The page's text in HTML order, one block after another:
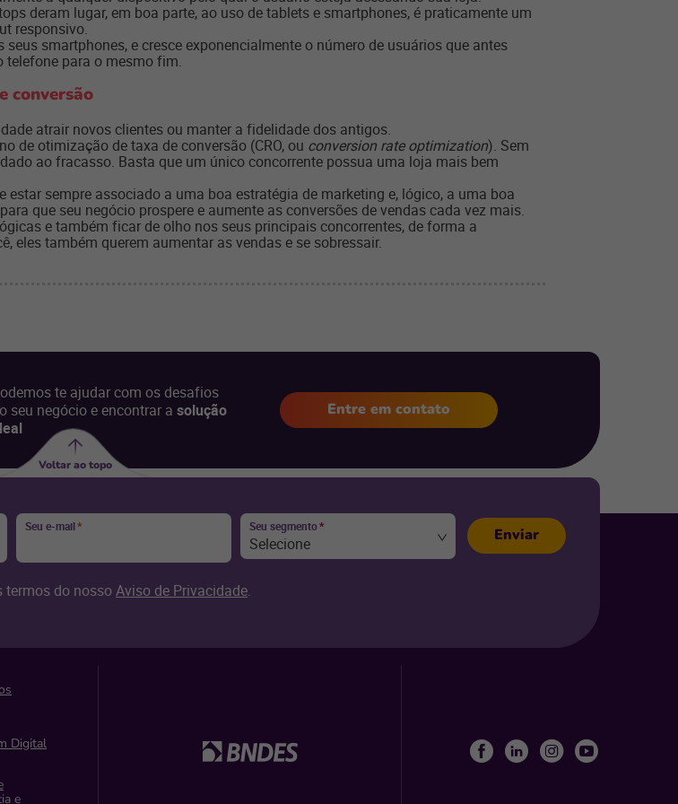
deram lugar, em boa parte, ao uso de tablets e smartphones, é praticamente um
responsivo.
smartphones, e cresce exponencialmente o número de usuários que antes
para o mesmo fim.
conversão
atrair novos clientes ou manter a fidelidade dos antigos.
de otimização de taxa de conversão (CRO, ou conversion rate optimization). Sem
ao fracasso. Basta que um único concorrente possua uma loja mais bem
sempre associado a uma boa estratégia de marketing e, lógico, a uma boa
que seu negócio prospere e aumente as conversões de vendas cada vez mais.
e também ficar de olho nos seus principais concorrentes, de forma a
eles também querem aumentar as vendas e se sobressair.
te ajudar com os desafios
seu negócio e encontrar a solução
Entre em contato
Voltar ao topo
Seu e-mail* Seu segmento*
Selecione
termos do nossoAviso de Privacidade.
Enviar
Digital
e